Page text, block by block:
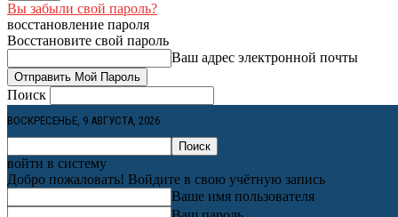
Вы забыли свой пароль?
восстановление пароля
Восстановите свой пароль
Ваш адрес электронной почты
Поиск
ВОСКРЕСЕНЬЕ, 9 АВГУСТА, 2026
войти в систему
Добро пожаловать! Войдите в свою учётную запись
Ваше имя пользователя